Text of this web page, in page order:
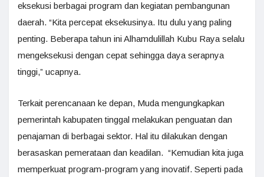
eksekusi berbagai program dan kegiatan pembangunan
daerah. “Kita percepat eksekusinya. Itu dulu yang paling
penting. Beberapa tahun ini Alhamdulillah Kubu Raya selalu
mengeksekusi dengan cepat sehingga daya serapnya
tinggi,” ucapnya.
Terkait perencanaan ke depan, Muda mengungkapkan
pemerintah kabupaten tinggal melakukan penguatan dan
penajaman di berbagai sektor. Hal itu dilakukan dengan
berasaskan pemerataan dan keadilan. “Kemudian kita juga
memperkuat program-program yang inovatif. Seperti pada